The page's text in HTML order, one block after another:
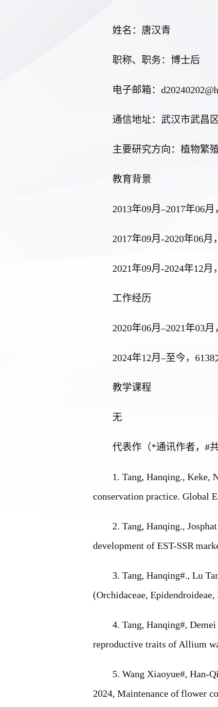
姓名：唐汉青
职称、职务： 博士后
电子邮箱：
通信地址： 武汉市武昌
主要研究方向： 植物繁
教育背景
2013年09月–2017年06月
2017年09月 -2020年06月
2021年09月 -2024年12月
工作经历
2020年06月–2021年03月
2024年12月–至今，
教学课程
无
代表作（*通讯作者， #
1. Tang, Hanqing., Keke,
conservation practice. Global
2. Tang, Hanqing.,
development of EST-SSR
3. Tang, Hanqing#., Lu
(Orchidaceae,
4. Tang, Hanqing#, Demei
reproductive traits of Allium
5. Wang Xiaoyue#, Han-
2024, Maintenance offlower